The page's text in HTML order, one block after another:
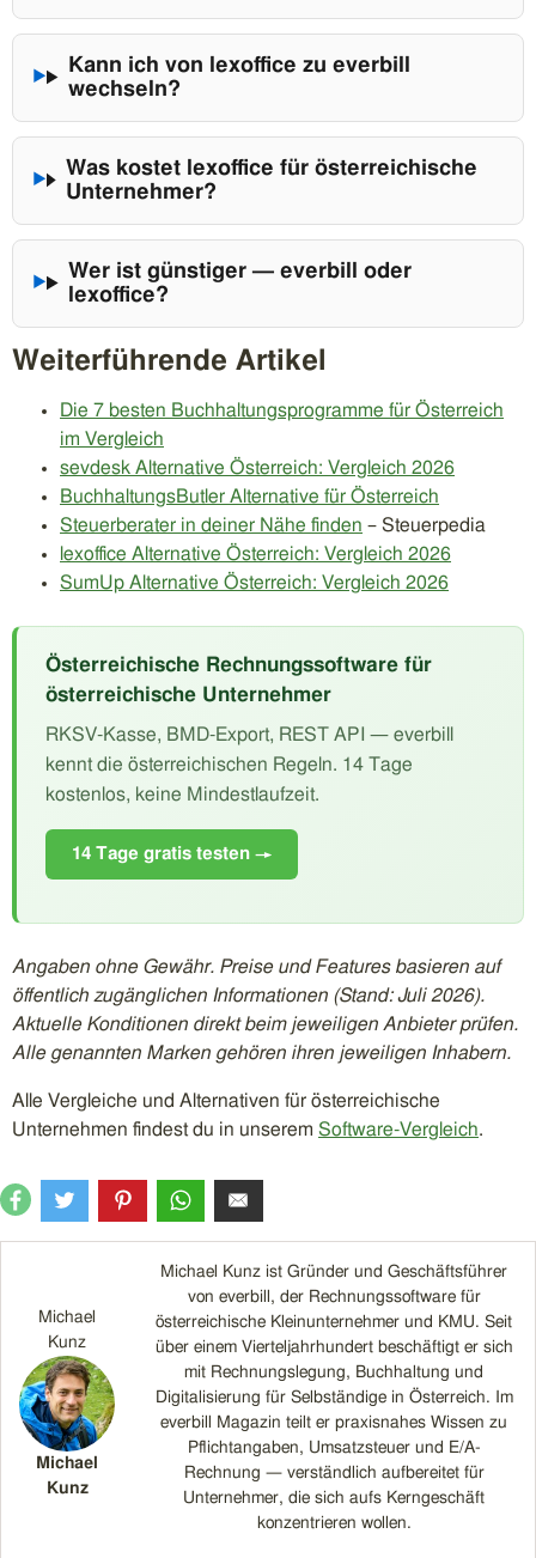
Kann ich von lexoffice zu everbill
wechseln?
Was kostet lexoffice für österreichische
Unternehmer?
Wer ist günstiger — everbill oder
lexoffice?
Weiterführende Artikel
Die 7 besten Buchhaltungsprogramme für Österreich
im Vergleich
sevdesk Alternative Österreich: Vergleich 2026
BuchhaltungsButler Alternative für Österreich
Steuerberater in deiner Nähe finden – Steuerpedia
lexoffice Alternative Österreich: Vergleich 2026
SumUp Alternative Österreich: Vergleich 2026
Österreichische Rechnungssoftware für
österreichische Unternehmer
RKSV-Kasse, BMD-Export, REST API — everbill
kennt die österreichischen Regeln. 14 Tage
kostenlos, keine Mindestlaufzeit.
14 Tage gratis testen →
Angaben ohne Gewähr. Preise und Features basieren auf
öffentlich zugänglichen Informationen (Stand: Juli 2026).
Aktuelle Konditionen direkt beim jeweiligen Anbieter prüfen.
Alle genannten Marken gehören ihren jeweiligen Inhabern.
Alle Vergleiche und Alternativen für österreichische
Unternehmen findest du in unserem Software-Vergleich.
Michael
Kunz
Michael
Kunz
Michael Kunz ist Gründer und Geschäftsführer
von everbill, der Rechnungssoftware für
österreichische Kleinunternehmer und KMU. Seit
über einem Vierteljahrhundert beschäftigt er sich
mit Rechnungslegung, Buchhaltung und
Digitalisierung für Selbständige in Österreich. Im
everbill Magazin teilt er praxisnahes Wissen zu
Pflichtangaben, Umsatzsteuer und E/A-
Rechnung — verständlich aufbereitet für
Unternehmer, die sich aufs Kerngeschäft
konzentrieren wollen.